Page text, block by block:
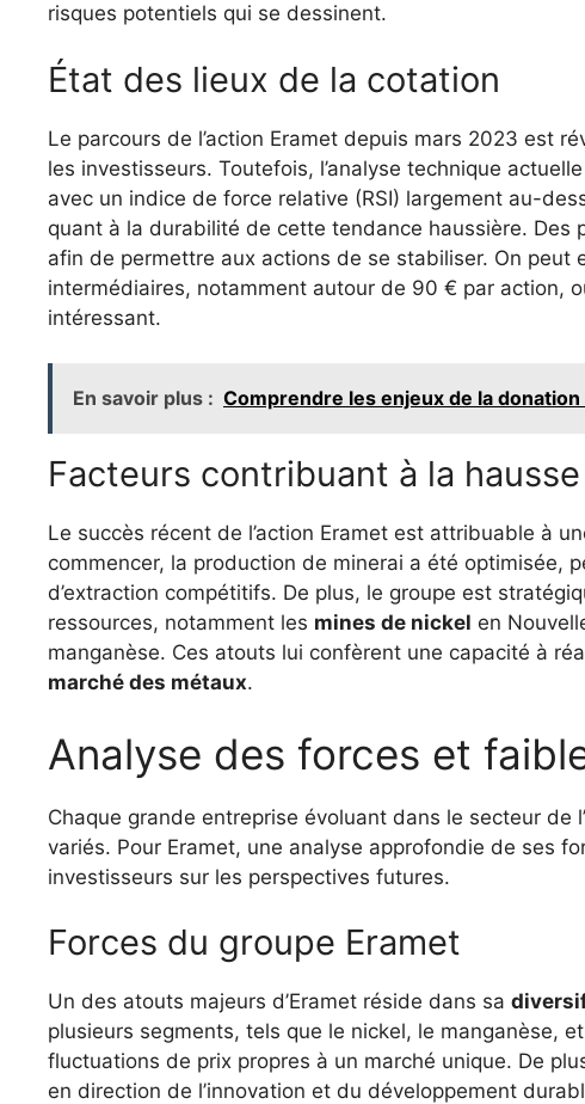
risques potentiels qui se dessinent.
État des lieux de la cotation
Le parcours de l’action Eramet depuis mars 2023 est
les investisseurs. Toutefois, l’analyse technique
avec un indice de force relative (RSI) largement au-
quant à la durabilité de cette tendance haussière. Des
afin de permettre aux actions de se stabiliser. On peut
intermédiaires, notamment autour de 90 € par action,
intéressant.
En savoir plus : Comprendre les enjeux de la
Facteurs contribuant à la hausse
Le succès récent de l’action Eramet est attribuable à
commencer, la production de minerai a été optimisée,
d’extraction compétitifs. De plus, le groupe est
ressources, notamment les mines de nickel en
manganèse. Ces atouts lui confèrent une capacité à
marché des métaux.
Analyse des forces et
Chaque grande entreprise évoluant dans le secteur de
variés. Pour Eramet, une analyse approfondie de ses
investisseurs sur les perspectives futures.
Forces du groupe Eramet
Un des atouts majeurs d’Eramet réside dans sa
plusieurs segments, tels que le nickel, le manganèse,
fluctuations de prix propres à un marché unique. De
en direction de l’innovation et du développement